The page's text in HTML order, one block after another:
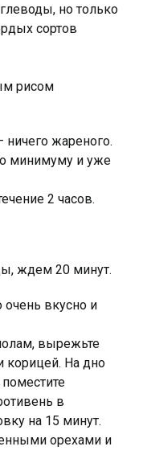
но только
сортов
рисом
ничего жареного.
минимуму и уже
2 часов.
ждем 20 минут.
очень вкусно и
вырежьте
корицей. На дно
в
на 15 минут.
орехами и